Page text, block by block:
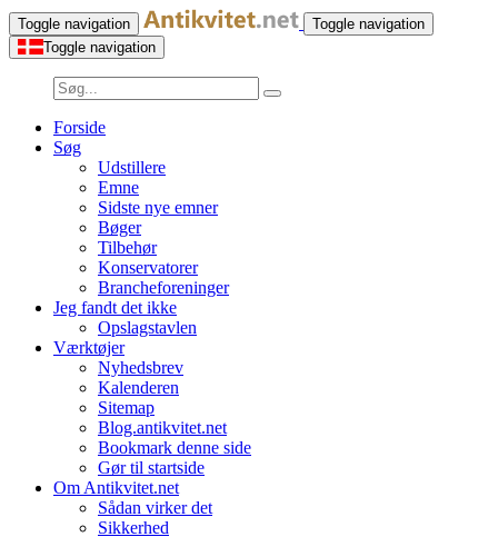
Toggle navigation
Toggle navigation
Toggle navigation
Forside
Søg
Udstillere
Emne
Sidste nye emner
Bøger
Tilbehør
Konservatorer
Brancheforeninger
Jeg fandt det ikke
Opslagstavlen
Værktøjer
Nyhedsbrev
Kalenderen
Sitemap
Blog.antikvitet.net
Bookmark denne side
Gør til startside
Om Antikvitet.net
Sådan virker det
Sikkerhed